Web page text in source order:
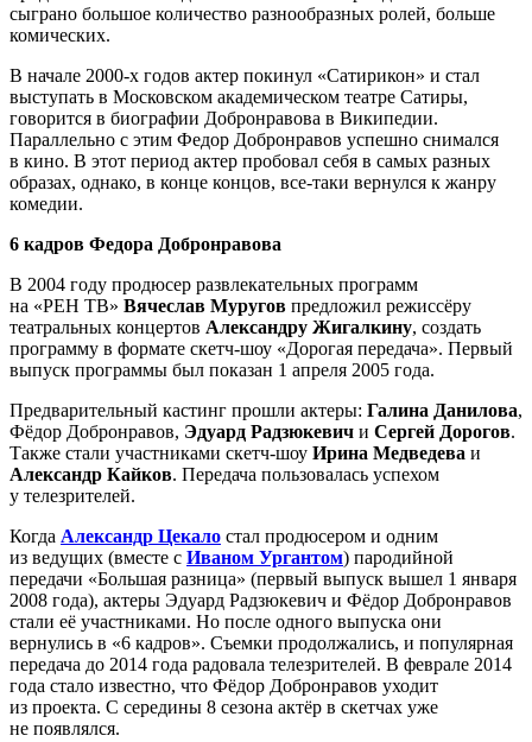
сыграно большое количество разнообразных ролей, больше
комических.
В начале 2000-х годов актер покинул «Сатирикон» и стал
выступать в Московском академическом театре Сатиры,
говорится в биографии Добронравова в Википедии.
Параллельно с этим Федор Добронравов успешно снимался
в кино. В этот период актер пробовал себя в самых разных
образах, однако, в конце концов, все-таки вернулся к жанру
комедии.
6 кадров Федора Добронравова
В 2004 году продюсер развлекательных программ
на «РЕН ТВ» Вячеслав Муругов предложил режиссёру
театральных концертов Александру Жигалкину, создать
программу в формате скетч-шоу «Дорогая передача». Первый
выпуск программы был показан 1 апреля 2005 года.
Предварительный кастинг прошли актеры: Галина Данилова,
Фёдор Добронравов, Эдуард Радзюкевич и Сергей Дорогов.
Также стали участниками скетч-шоу Ирина Медведева и
Александр Кайков. Передача пользовалась успехом
у телезрителей.
Когда Александр Цекало стал продюсером и одним
из ведущих (вместе с Иваном Ургантом) пародийной
передачи «Большая разница» (первый выпуск вышел 1 января
2008 года), актеры Эдуард Радзюкевич и Фёдор Добронравов
стали её участниками. Но после одного выпуска они
вернулись в «6 кадров». Съемки продолжались, и популярная
передача до 2014 года радовала телезрителей. В феврале 2014
года стало известно, что Фёдор Добронравов уходит
из проекта. С середины 8 сезона актёр в скетчах уже
не появлялся.